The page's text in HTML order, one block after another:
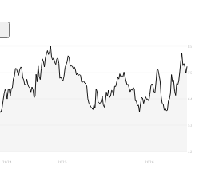
42,91
53,61
64,31
75,01
85,71
2024 2025 2026